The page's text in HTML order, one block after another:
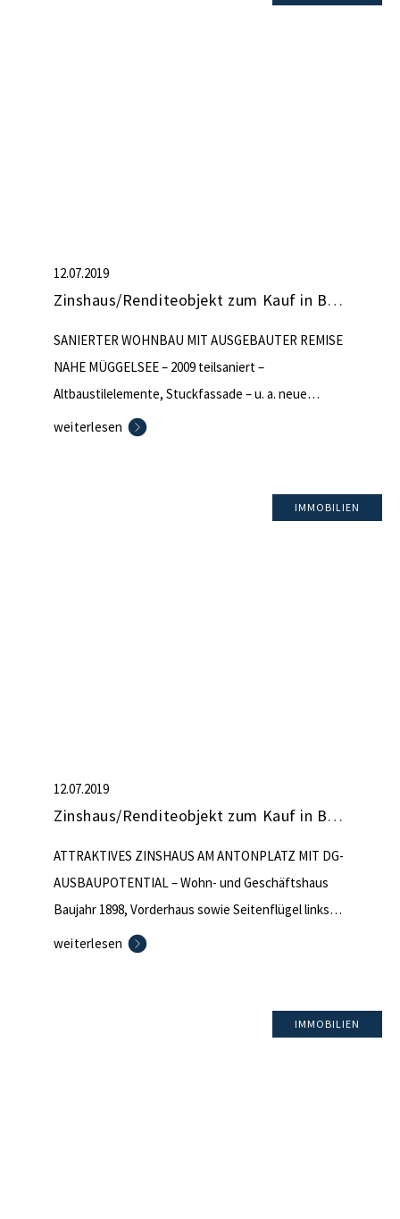
Lift für Rollstuhlfahrer – Sondernutzungsrecht am
12.07.2019
Zinshaus/Renditeobjekt zum Kauf in Berlin (nicht mehr verfügbar)
SANIERTER WOHNBAU MIT AUSGEBAUTER REMISE
NAHE MÜGGELSEE – 2009 teilsaniert –
Altbaustilelemente, Stuckfassade – u. a. neue
Fenster, Dach, Fassadendämmung – Dachgeschoss
weiterlesen
IMMOBILIEN
12.07.2019
Zinshaus/Renditeobjekt zum Kauf in Berlin (nicht mehr verfügbar)
ATTRAKTIVES ZINSHAUS AM ANTONPLATZ MIT DG-
AUSBAUPOTENTIAL – Wohn- und Geschäftshaus
Baujahr 1898, Vorderhaus sowie Seitenflügel links
und rechts – Grundstücksgröße ca. 1.130 m² –
Dachgeschoss erscheint aufstockbar bis zu ca. 180
m² Wohnfläche möglich laut ET – aktuell 4
weiterlesen
IMMOBILIEN